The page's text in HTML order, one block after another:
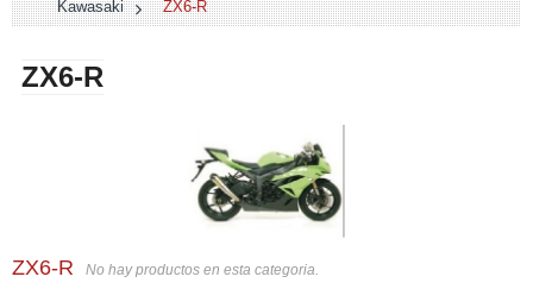
>
Kawasaki > ZX6-R
ZX6-R
ZX6-R No hay productos en esta categoria.